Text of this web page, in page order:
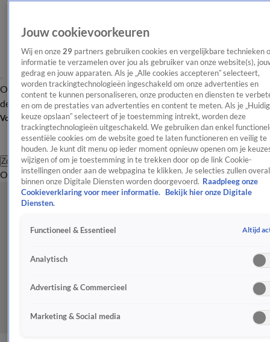
OverzichtAfleveringen Entertainment TV Algemeen
Tip
de redactieNieuwsbrief
Volg Shownieuws
Zoeken
OverzichtEntertainmentSpraakmakendRealityCrimeVideo's
Jouw cookievoorkeuren
Wij en onze 29 partners gebruiken cookies en vergelijkbare technieken
informatie te verzamelen over jou als gebruiker van onze website(s),
gedrag en jouw apparaten. Als je „Alle cookies accepteren” selecteert,
worden trackingtechnologieën ingeschakeld om onze advertenties en
content te kunnen personaliseren, onze producten en diensten te
en om de prestaties van advertenties en content te meten. Als je
keuze opslaan” selecteert of je toestemming intrekt, worden deze
trackingtechnologieën uitgeschakeld. We gebruiken dan enkel
essentiële cookies om de website goed te laten functioneren en veilig te
houden. Je kunt dit menu op ieder moment opnieuw openen om je
wijzigen of om je toestemming in te trekken door op de link Cookie-
instellingen onder aan de webpagina te klikken. Je selecties zullen overal
binnen onze Digitale Diensten worden doorgevoerd. Raadpleeg onze
Cookieverklaring voor meer informatie.
Bekijk hier onze Digitale
Diensten.
Functioneel & Essentieel Altijd
Analytisch
Advertising & Commercieel
Marketing & Social media